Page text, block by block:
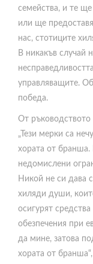
семейства, и те
или ще
нас, стотиците
В никакъв случай
управляващите.
победа.
От ръководството
„Тези мерки са
хората от
недомислени
Никой не си дава
хиляди души,
осигурят
обезпечения при
да мине, затова
хората от